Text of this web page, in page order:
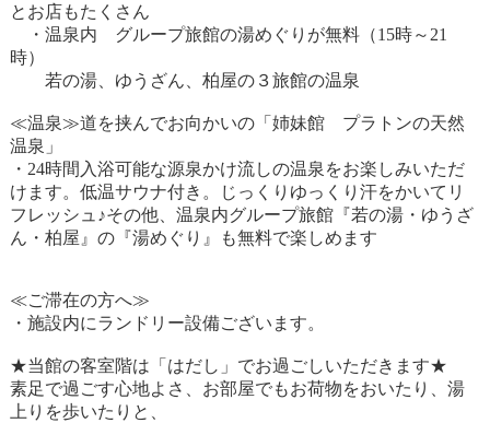
とお店もたくさん
・温泉内 グループ旅館の湯めぐりが無料（15時～21
時）
若の湯、ゆうざん、柏屋の３旅館の温泉
≪温泉≫道を挟んでお向かいの「姉妹館 プラトンの天然
温泉」
・24時間入浴可能な源泉かけ流しの温泉をお楽しみいただ
けます。低温サウナ付き。じっくりゆっくり汗をかいてリ
フレッシュ♪その他、温泉内グループ旅館『若の湯・ゆうざ
ん・柏屋』の『湯めぐり』も無料で楽しめます
≪ご滞在の方へ≫
・施設内にランドリー設備ございます。
★当館の客室階は「はだし」でお過ごしいただきます★
素足で過ごす心地よさ、お部屋でもお荷物をおいたり、湯
上りを歩いたりと、